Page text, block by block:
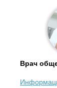
Врач